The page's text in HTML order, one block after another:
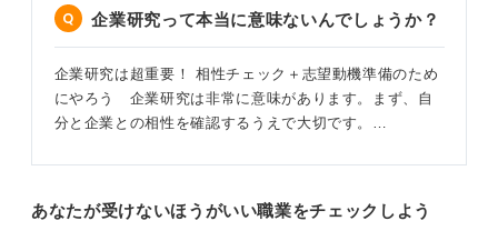
企業研究って本当に意味ないんでしょうか？
企業研究は超重要！ 相性チェック＋志望動機準備のため
にやろう 企業研究は非常に意味があります。まず、自
分と企業との相性を確認するうえで大切です。…
あなたが受けないほうがいい職業をチェックしよう